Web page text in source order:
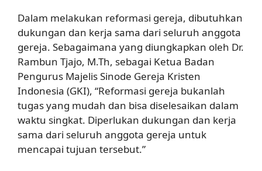
Dalam melakukan reformasi gereja, dibutuhkan
dukungan dan kerja sama dari seluruh anggota
gereja. Sebagaimana yang diungkapkan oleh Dr.
Rambun Tjajo, M.Th, sebagai Ketua Badan
Pengurus Majelis Sinode Gereja Kristen
Indonesia (GKI), “Reformasi gereja bukanlah
tugas yang mudah dan bisa diselesaikan dalam
waktu singkat. Diperlukan dukungan dan kerja
sama dari seluruh anggota gereja untuk
mencapai tujuan tersebut.”